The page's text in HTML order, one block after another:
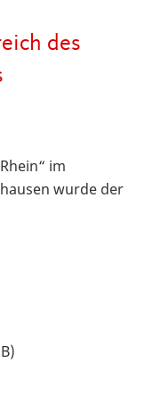
des
im
wurde der